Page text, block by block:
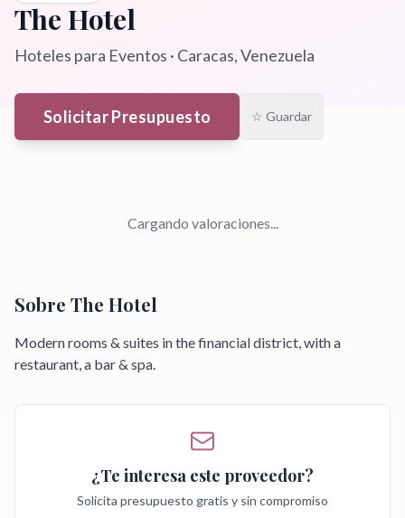
The Hotel
Hoteles para Eventos · Caracas, Venezuela
Solicitar Presupuesto ☆ Guardar
Cargando valoraciones...
Sobre The Hotel
Modern rooms & suites in the financial district, with a
restaurant, a bar & spa.
¿Te interesa este proveedor?
Solicita presupuesto gratis y sin compromiso